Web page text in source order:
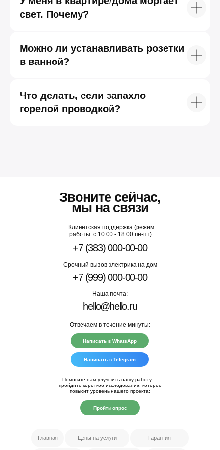
свет. Почему?
Можно ли устанавливать розетки
в ванной?
Что делать, если запахло
горелой проводкой?
Звоните сейчас,
мы на связи
+7 (383) 000-00-00
Клиентская поддержка (режим
работы: с 10:00 - 18:00 пн-пт):
Главная
Написать в WhatsApp
Срочный вызов электрика на дом
Отвечаем в течение минуты:
Помогите нам улучшить нашу работу —
пройдите короткое исследование, которое
повысит уровень нашего проекта:
Написать в Telegram
Пройти опрос
+7 (999) 000-00-00
Цены на услуги Гарантия
hello@hello.ru
Наша почта: